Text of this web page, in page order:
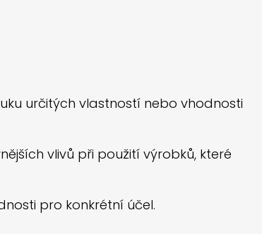
určitých vlastností nebo vhodnosti
vlivů při použití výrobků, které
pro konkrétní účel.